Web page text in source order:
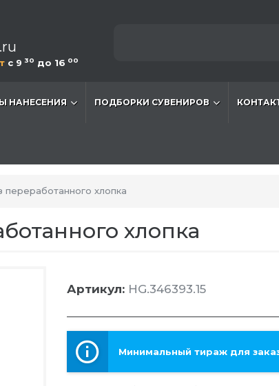
c 9 30 до 16 00
НАНЕСЕНИЯ ПОДБОРКИ СУВЕНИРОВ
переработанного хлопка
хлопка
Артикул: HG.346393.15
Минимальный тираж для